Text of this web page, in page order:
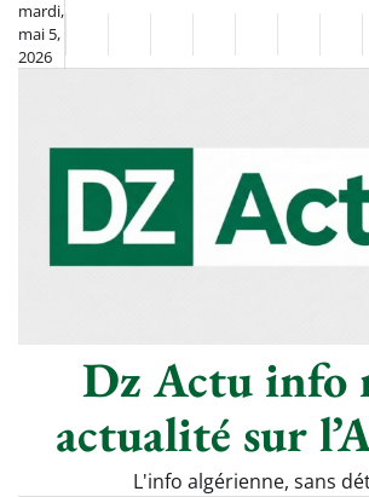
Skip
content
mardi,
mai 5,
2026
FlashSportclasséDiasporaChronique
–
Le
Thé
Société
Dz Actu info
actualité sur
L'info algérienne, sans